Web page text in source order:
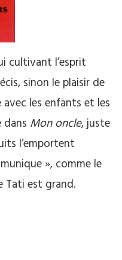
cultivant l’esprit
sinon le plaisir de
les enfants et les
dans Mon oncle, juste
l’emportent
», comme le
Tati est grand.